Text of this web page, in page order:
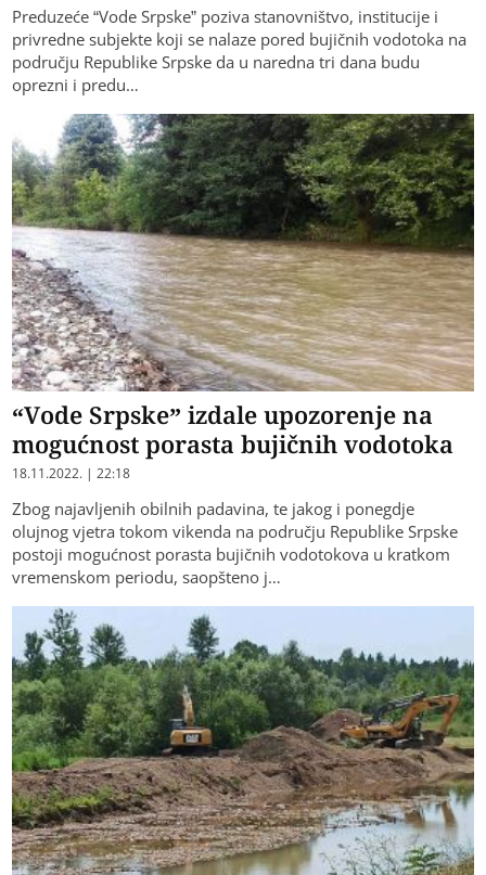
Preduzeće “Vode Srpske” poziva stanovništvo, institucije i
privredne subjekte koji se nalaze pored bujičnih vodotoka na
području Republike Srpske da u naredna tri dana budu
oprezni i predu…
“Vode Srpske” izdale upozorenje na
mogućnost porasta bujičnih vodotoka
18.11.2022. | 22:18
Zbog najavljenih obilnih padavina, te jakog i ponegdje
olujnog vjetra tokom vikenda na području Republike Srpske
postoji mogućnost porasta bujičnih vodotokova u kratkom
vremenskom periodu, saopšteno j…